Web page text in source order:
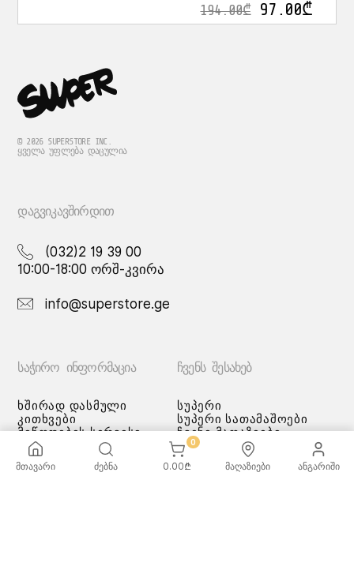
194.00₾ 97.00₾
© 2026 SUPERSTORE INC.
ᲧᲕᲔᲚᲐ ᲣᲤᲚᲔᲑᲐ ᲓᲐᲪᲣᲚᲘᲐ
ᲓᲐᲒᲕᲘᲙᲐᲕᲨᲘᲠᲓᲘᲗ
(032)2 19 39 00
10:00-18:00 ორშ-კვირა
info@superstore.ge
ᲡᲐᲭᲘᲠᲝ ᲘᲜᲤᲝᲠᲛᲐᲪᲘᲐ
ხშირად დასმული
კითხვები
მიწოდების სერვისი
გადახდის მეთოდები
სამომხმარებლო
შეთანმხება
ᲩᲕᲔᲜᲡ ᲨᲔᲡᲐᲮᲔᲑ
სუპერი
სუპერი სათამაშოები
ჩვენი მაღაზიები
მთავარი ძებნა
0
0.00₾ მაღაზიები ანგარიში